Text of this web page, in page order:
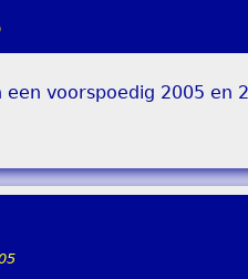
voorspoedig 2005 en